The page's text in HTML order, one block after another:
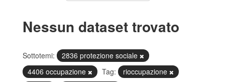
Nessun dataset trovato
Sottotemi:
2836 protezione sociale
4406 occupazione
Tag:
rioccupazione